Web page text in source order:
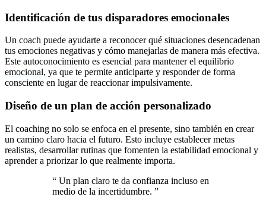
Identificación de tus disparadores emocionales
Un coach puede ayudarte a reconocer qué situaciones desencadenan
tus emociones negativas y cómo manejarlas de manera más efectiva.
Este autoconocimiento es esencial para mantener el equilibrio
emocional, ya que te permite anticiparte y responder de forma
consciente en lugar de reaccionar impulsivamente.
Diseño de un plan de acción personalizado
El coaching no solo se enfoca en el presente, sino también en crear
un camino claro hacia el futuro. Esto incluye establecer metas
realistas, desarrollar rutinas que fomenten la estabilidad emocional y
aprender a priorizar lo que realmente importa.
“ Un plan claro te da confianza incluso en
medio de la incertidumbre. ”